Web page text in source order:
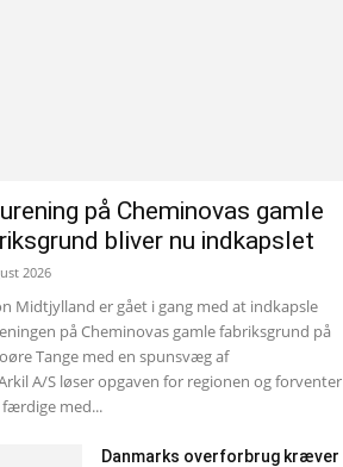
på Cheminovas gamle
bliver nu indkapslet
2026
Midtjylland er gået i gang med at indkapsle
på Cheminovas gamle fabriksgrund på
Tange med en spunsvæg af
A/S løser opgaven for regionen og forventer
med...
Danmarks overforbrug kræver